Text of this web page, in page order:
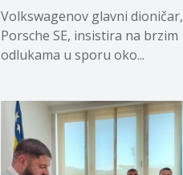
Volkswagenov glavni dioničar,
Porsche SE, insistira na brzim
odlukama u sporu oko...